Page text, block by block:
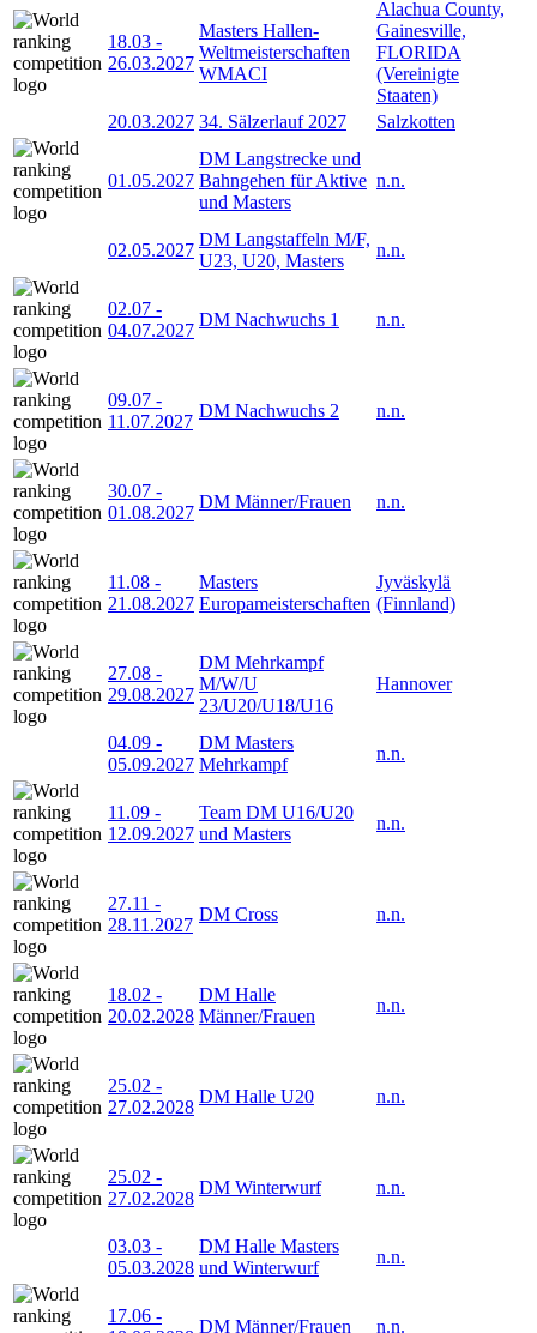
18.03 -
26.03.2027
Masters Hallen-
Weltmeisterschaften
WMACI
Alachua County,
Gainesville,
FLORIDA
(Vereinigte
Staaten)
20.03.2027 34. Sälzerlauf 2027 Salzkotten
01.05.2027
DM Langstrecke und
Bahngehen für Aktive
und Masters
n.n.
02.05.2027
DM Langstaffeln M/F,
U23, U20, Masters
n.n.
02.07 -
04.07.2027
DM Nachwuchs 1 n.n.
09.07 -
11.07.2027
DM Nachwuchs 2 n.n.
30.07 -
01.08.2027
DM Männer/Frauen n.n.
11.08 -
21.08.2027
Masters
Europameisterschaften
Jyväskylä
(Finnland)
27.08 -
29.08.2027
DM Mehrkampf
M/W/U
23/U20/U18/U16
Hannover
04.09 -
05.09.2027
DM Masters
Mehrkampf
n.n.
11.09 -
12.09.2027
Team DM U16/U20
und Masters
n.n.
27.11 -
28.11.2027
DM Cross n.n.
18.02 -
20.02.2028
DM Halle
Männer/Frauen
n.n.
25.02 -
27.02.2028
DM Halle U20 n.n.
25.02 -
27.02.2028
DM Winterwurf n.n.
03.03 -
05.03.2028
DM Halle Masters
und Winterwurf
n.n.
17.06 -
DM Männer/Frauen n.n.